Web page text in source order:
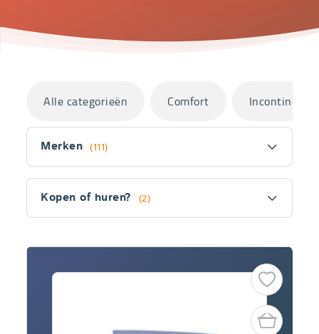
section
Filter
Merken (111)
Kopen of huren? (2)
Alle categorieën Comfort Incontinentie
Producten